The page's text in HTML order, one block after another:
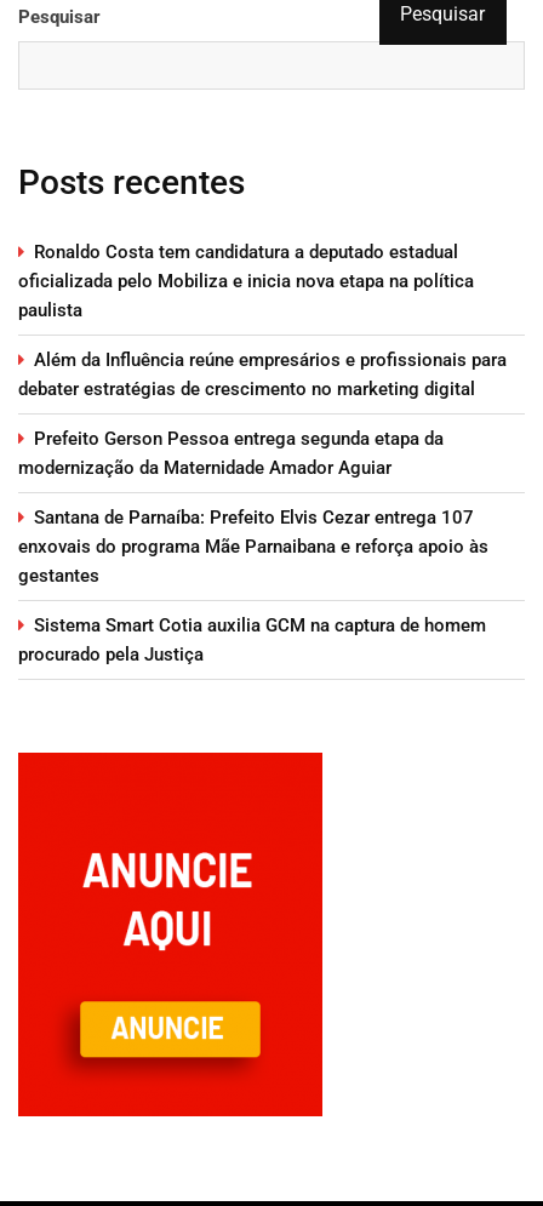
Pesquisar Pesquisar
Posts recentes
Ronaldo Costa tem candidatura a deputado estadual
oficializada pelo Mobiliza e inicia nova etapa na política
paulista
Além da Influência reúne empresários e profissionais para
debater estratégias de crescimento no marketing digital
Prefeito Gerson Pessoa entrega segunda etapa da
modernização da Maternidade Amador Aguiar
Santana de Parnaíba: Prefeito Elvis Cezar entrega 107
enxovais do programa Mãe Parnaibana e reforça apoio às
gestantes
Sistema Smart Cotia auxilia GCM na captura de homem
procurado pela Justiça